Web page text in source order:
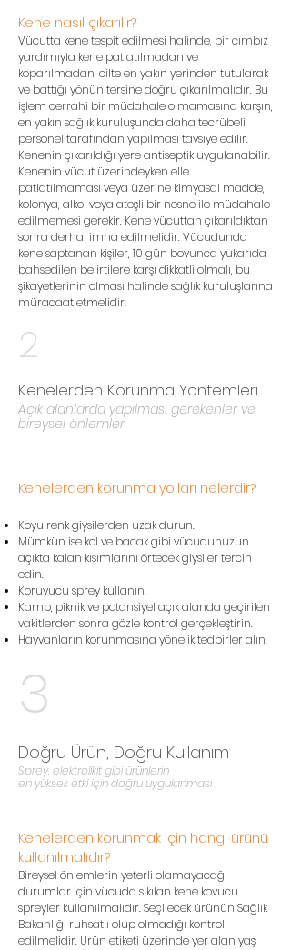
Kene nasıl çıkarılır?
Vücutta kene tespit edilmesi halinde, bir cımbız
yardımıyla kene patlatılmadan ve
koparılmadan, cilte en yakın yerinden tutularak
ve battığı yönün tersine doğru çıkarılmalıdır. Bu
işlem cerrahi bir müdahale olmamasına karşın,
en yakın sağlık kuruluşunda daha tecrübeli
personel tarafından yapılması tavsiye edilir.
Kenenin çıkarıldığı yere antiseptik uygulanabilir.
Kenenin vücut üzerindeyken elle
patlatılmaması veya üzerine kimyasal madde,
kolonya, alkol veya ateşli bir nesne ile müdahale
edilmemesi gerekir. Kene vücuttan çıkarıldıktan
sonra derhal imha edilmelidir. Vücudunda
kene saptanan kişiler, 10 gün boyunca yukarıda
bahsedilen belirtilere karşı dikkatli olmalı, bu
şikayetlerinin olması halinde sağlık kuruluşlarına
müracaat etmelidir.
2
Kenelerden Korunma Yöntemleri
Açık alanlarda yapılması gerekenler ve
bireysel önlemler
Kenelerden korunma yolları nelerdir?
Koyu renk giysilerden uzak durun.
Mümkün ise kol ve bacak gibi vücudunuzun
açıkta kalan kısımlarını örtecek giysiler tercih
edin.
Koruyucu sprey kullanın.
Kamp, piknik ve potansiyel açık alanda geçirilen
vakitlerden sonra gözle kontrol gerçekleştirin.
Hayvanların korunmasına yönelik tedbirler alın.
3
Doğru Ürün, Doğru Kullanım
Sprey, elektrolikit gibi ürünlerin
en yüksek etki için doğru uygulanması
Kenelerden korunmak için hangi ürünü
kullanılmalıdır?
Bireysel önlemlerin yeterli olamayacağı
durumlar için vücuda sıkılan kene kovucu
spreyler kullanılmalıdır. Seçilecek ürünün Sağlık
Bakanlığı ruhsatlı olup olmadığı kontrol
edilmelidir. Ürün etiketi üzerinde yer alan yaş,